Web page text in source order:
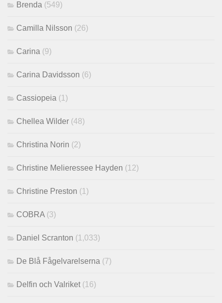
Brenda (549)
Camilla Nilsson (26)
Carina (9)
Carina Davidsson (6)
Cassiopeia (1)
Chellea Wilder (48)
Christina Norin (2)
Christine Melieressee Hayden (12)
Christine Preston (1)
COBRA (3)
Daniel Scranton (1,033)
De Blå Fågelvarelserna (7)
Delfin och Valriket (16)